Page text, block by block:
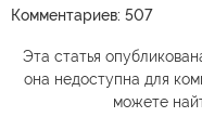
Комментариев: 507
Эта статья
она недоступна для
можете